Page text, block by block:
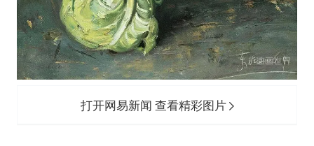
打开网易新闻 查看精彩图片